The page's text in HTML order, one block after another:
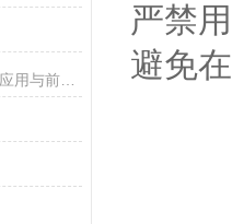
SMC接头综合解析：结构、应用与前沿趋势
严禁
避免